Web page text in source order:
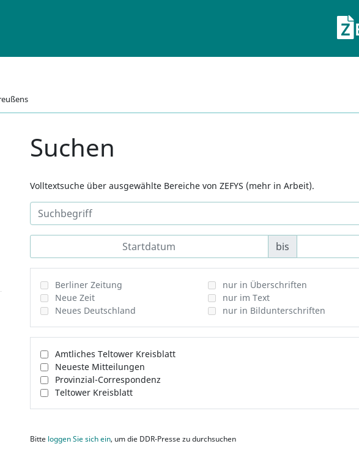
Suchen
Volltextsuche über ausgewählte Bereiche von ZEFYS (mehr in Arbeit).
bis
Berliner Zeitung
Neue Zeit
Neues Deutschland
nur in Überschriften
nur im Text
nur in Bildunterschriften
Amtliches Teltower Kreisblatt
Neueste Mitteilungen
Provinzial-Correspondenz
Teltower Kreisblatt
Bitte loggen Sie sich ein, um die DDR-Presse zu durchsuchen